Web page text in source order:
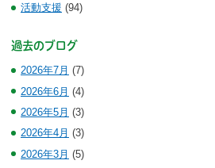
活動支援 (94)
過去のブログ
2026年7月 (7)
2026年6月 (4)
2026年5月 (3)
2026年4月 (3)
2026年3月 (5)